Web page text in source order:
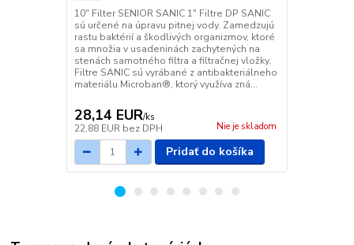
10" Filter SENIOR SANIC 1" Filtre DP SANIC
sú určené na úpravu pitnej vody. Zamedzujú
rastu baktérií a škodlivých organizmov, ktoré
sa množia v usadeninách zachytených na
stenách samotného filtra a filtračnej vložky.
Filtre SANIC sú vyrábané z antibakteriálneho
materiálu Microban®, ktorý využíva zná...
28,14 EUR/ks
22,88 EUR bez DPH Nie je skladom
Pridať do košíka